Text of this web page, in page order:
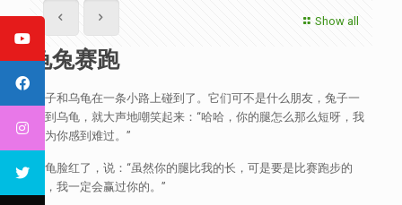
Show all
龟兔赛跑
兔子和乌龟在一条小路上碰到了。它们可不是什么朋友，兔子一
看到乌龟，就大声地嘲笑起来：“哈哈，你的腿怎么那么短呀，我
真为你感到难过。”
乌龟脸红了，说：“虽然你的腿比我的长，可是要是比赛跑步的
话，我一定会赢过你的。”